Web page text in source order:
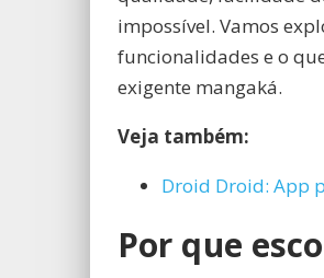
impossível. Vamos
funcionalidades e o
exigente mangaká.
Veja também:
Droid Droid: App
Por que